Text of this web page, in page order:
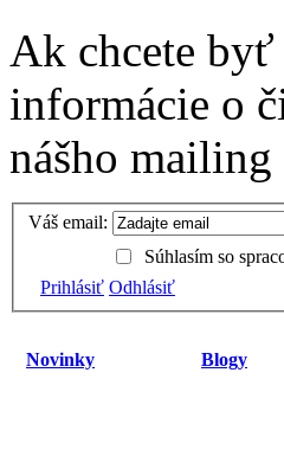
Ak chcete
informácie o
nášho
Váš email:
Súhlasím so
Prihlásiť Odhlásiť
Novinky Blogy